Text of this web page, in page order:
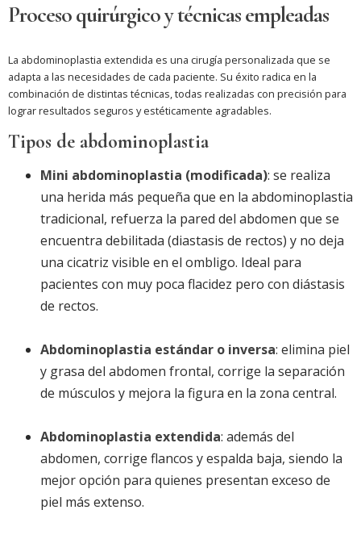
Proceso quirúrgico y técnicas empleadas
La abdominoplastia extendida es una cirugía personalizada que se
adapta a las necesidades de cada paciente. Su éxito radica en la
combinación de distintas técnicas, todas realizadas con precisión para
lograr resultados seguros y estéticamente agradables.
Tipos de abdominoplastia
Mini abdominoplastia (modificada): se realiza
una herida más pequeña que en la abdominoplastia
tradicional, refuerza la pared del abdomen que se
encuentra debilitada (diastasis de rectos) y no deja
una cicatriz visible en el ombligo. Ideal para
pacientes con muy poca flacidez pero con diástasis
de rectos.
Abdominoplastia estándar o inversa: elimina piel
y grasa del abdomen frontal, corrige la separación
de músculos y mejora la figura en la zona central.
Abdominoplastia extendida: además del
abdomen, corrige flancos y espalda baja, siendo la
mejor opción para quienes presentan exceso de
piel más extenso.